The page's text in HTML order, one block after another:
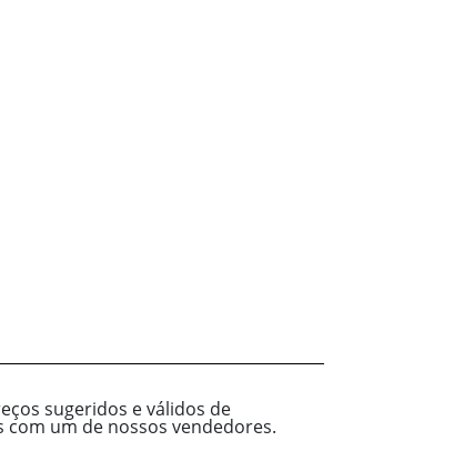
sugeridos e válidos de
um de nossos vendedores.